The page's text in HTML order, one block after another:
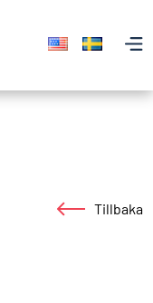
Tillbaka